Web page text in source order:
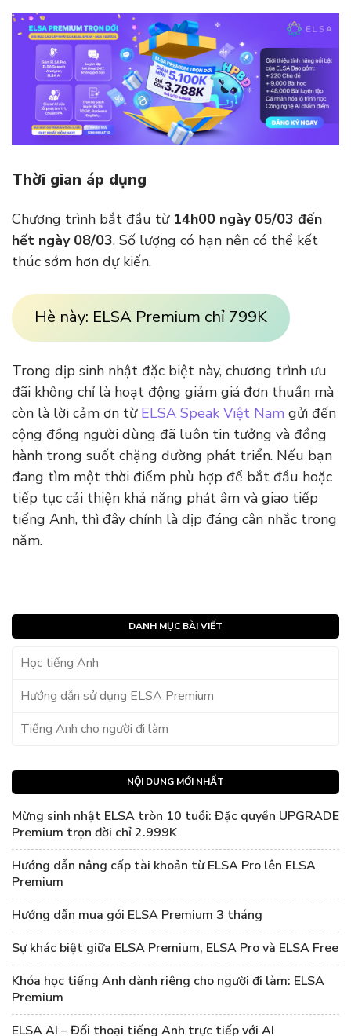
Thời gian áp dụng
Chương trình bắt đầu từ 14h00 ngày 05/03 đến
hết ngày 08/03. Số lượng có hạn nên có thể kết
thúc sớm hơn dự kiến.
Hè này: ELSA Premium chỉ 799K
Trong dịp sinh nhật đặc biệt này, chương trình ưu
đãi không chỉ là hoạt động giảm giá đơn thuần mà
còn là lời cảm ơn từ ELSA Speak Việt Nam gửi đến
cộng đồng người dùng đã luôn tin tưởng và đồng
hành trong suốt chặng đường phát triển. Nếu bạn
đang tìm một thời điểm phù hợp để bắt đầu hoặc
tiếp tục cải thiện khả năng phát âm và giao tiếp
tiếng Anh, thì đây chính là dịp đáng cân nhắc trong
năm.
DANH MỤC BÀI VIẾT
Học tiếng Anh
Hướng dẫn sử dụng ELSA Premium
Tiếng Anh cho người đi làm
NỘI DUNG MỚI NHẤT
Mừng sinh nhật ELSA tròn 10 tuổi: Đặc quyền UPGRADE
Premium trọn đời chỉ 2.999K
Hướng dẫn nâng cấp tài khoản từ ELSA Pro lên ELSA
Premium
Hướng dẫn mua gói ELSA Premium 3 tháng
Sự khác biệt giữa ELSA Premium, ELSA Pro và ELSA Free
Khóa học tiếng Anh dành riêng cho người đi làm: ELSA
Premium
ELSA AI – Đối thoại tiếng Anh trực tiếp với AI